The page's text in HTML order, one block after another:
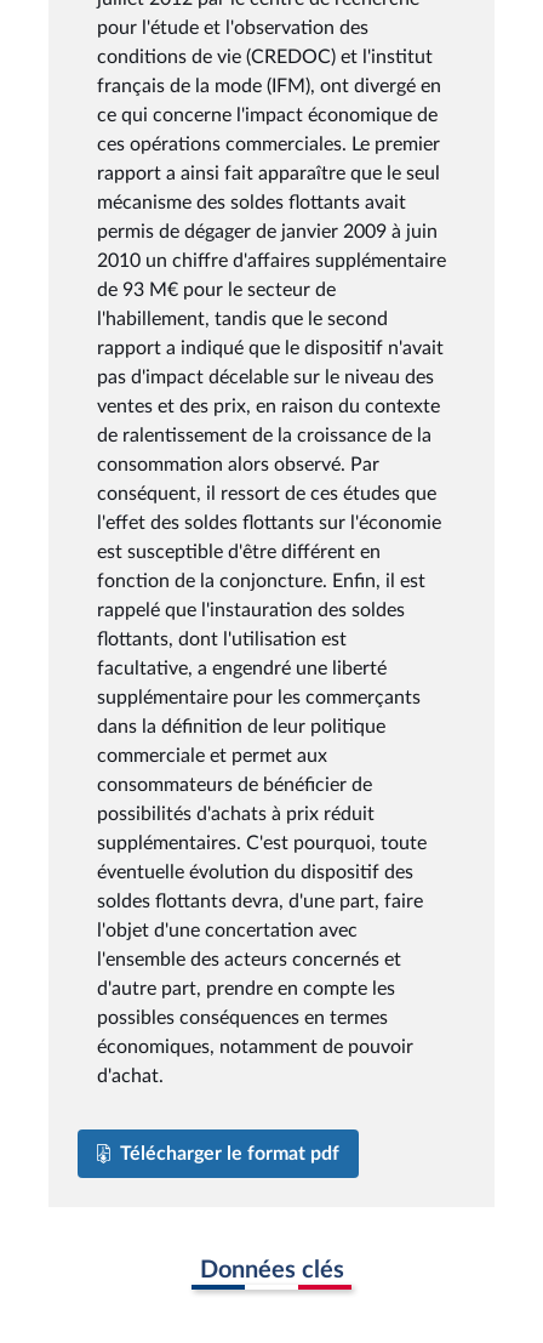
pour l'étude et l'observation des
conditions de vie (CREDOC) et l'institut
français de la mode (IFM), ont divergé en
ce qui concerne l'impact économique de
ces opérations commerciales. Le premier
rapport a ainsi fait apparaître que le seul
mécanisme des soldes flottants avait
permis de dégager de janvier 2009 à juin
2010 un chiffre d'affaires supplémentaire
de 93 M€ pour le secteur de
l'habillement, tandis que le second
rapport a indiqué que le dispositif n'avait
pas d'impact décelable sur le niveau des
ventes et des prix, en raison du contexte
de ralentissement de la croissance de la
consommation alors observé. Par
conséquent, il ressort de ces études que
l'effet des soldes flottants sur l'économie
est susceptible d'être différent en
fonction de la conjoncture. Enfin, il est
rappelé que l'instauration des soldes
flottants, dont l'utilisation est
facultative, a engendré une liberté
supplémentaire pour les commerçants
dans la définition de leur politique
commerciale et permet aux
consommateurs de bénéficier de
possibilités d'achats à prix réduit
supplémentaires. C'est pourquoi, toute
éventuelle évolution du dispositif des
soldes flottants devra, d'une part, faire
l'objet d'une concertation avec
l'ensemble des acteurs concernés et
d'autre part, prendre en compte les
possibles conséquences en termes
économiques, notamment de pouvoir
d'achat.
Télécharger le format pdf
Données clés